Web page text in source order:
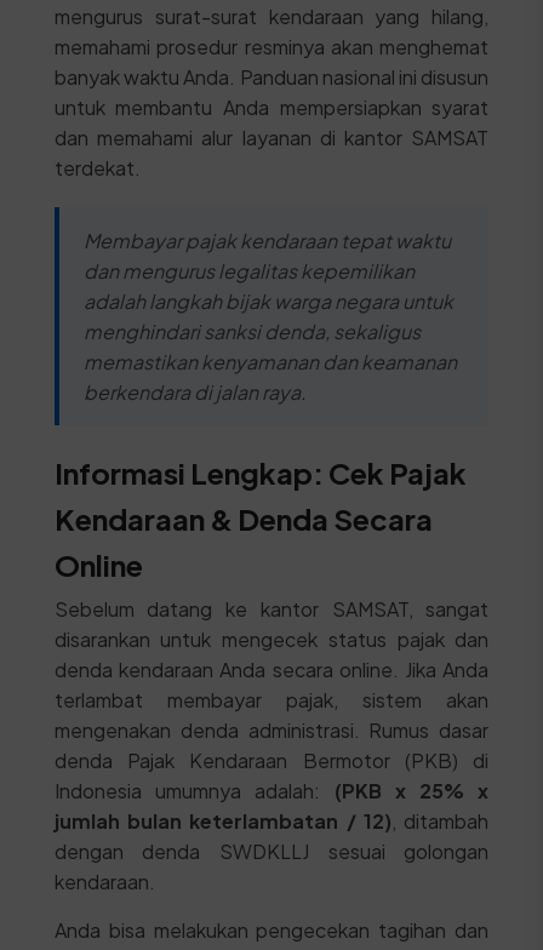
mengurus surat-surat kendaraan yang hilang,
memahami prosedur resminya akan menghemat
banyak waktu Anda. Panduan nasional ini disusun
untuk membantu Anda mempersiapkan syarat
dan memahami alur layanan di kantor SAMSAT
terdekat.
Membayar pajak kendaraan tepat waktu
dan mengurus legalitas kepemilikan
adalah langkah bijak warga negara untuk
menghindari sanksi denda, sekaligus
memastikan kenyamanan dan keamanan
berkendara di jalan raya.
Informasi Lengkap: Cek Pajak
Kendaraan & Denda Secara
Online
Sebelum datang ke kantor SAMSAT, sangat
disarankan untuk mengecek status pajak dan
denda kendaraan Anda secara online. Jika Anda
terlambat membayar pajak, sistem akan
mengenakan denda administrasi. Rumus dasar
denda Pajak Kendaraan Bermotor (PKB) di
Indonesia umumnya adalah: (PKB x 25% x
jumlah bulan keterlambatan / 12) , ditambah
dengan denda SWDKLLJ sesuai golongan
kendaraan.
Anda bisa melakukan pengecekan tagihan dan